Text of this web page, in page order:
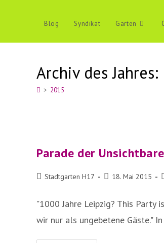
Blog Syndikat Garten
Archiv des Jahres:
> 2015
Parade der
Beitrags-
Stadtgarten H17
Beitrag
18. Mai 2015
"1000 Jahre Leipzig? This Party
wir nur als ungebetene Gäste."